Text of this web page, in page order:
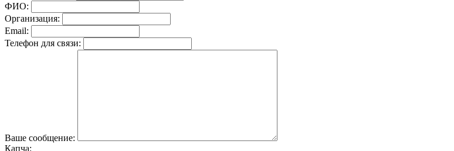
ФИО:
Организация:
Email:
Телефон для связи:
Ваше сообщение:
Капча: